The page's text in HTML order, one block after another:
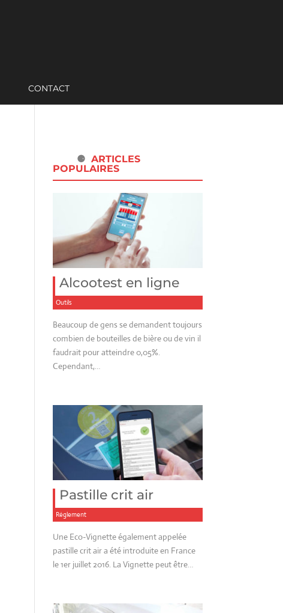
CONTACT
ARTICLES
POPULAIRES
Alcootest en ligne
Outils
Beaucoup de gens se demandent toujours
combien de bouteilles de bière ou de vin il
faudrait pour atteindre 0,05%.
Cependant,…
Pastille crit air
Réglement
Une Eco-Vignette également appelée
pastille crit air a été introduite en France
le 1er juillet 2016. La Vignette peut être…